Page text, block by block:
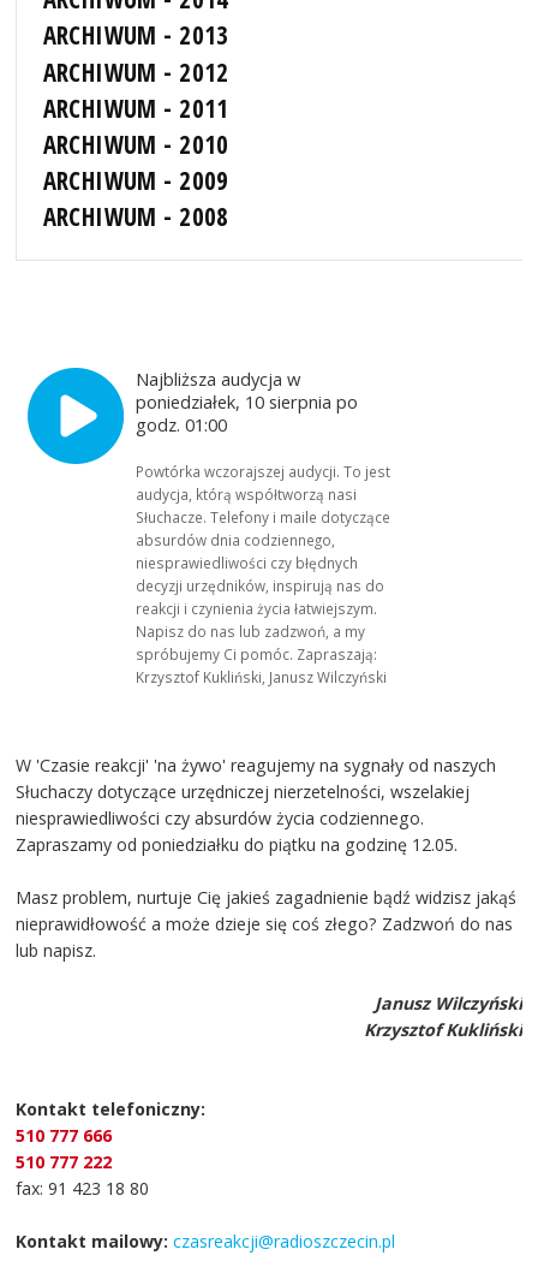
ARCHIWUM - 2013
ARCHIWUM - 2012
ARCHIWUM - 2011
ARCHIWUM - 2010
ARCHIWUM - 2009
ARCHIWUM - 2008
Najbliższa audycja w
poniedziałek, 10 sierpnia po
godz. 01:00
Powtórka wczorajszej audycji. To jest
audycja, którą współtworzą nasi
Słuchacze. Telefony i maile dotyczące
absurdów dnia codziennego,
niesprawiedliwości czy błędnych
decyzji urzędników, inspirują nas do
reakcji i czynienia życia łatwiejszym.
Napisz do nas lub zadzwoń, a my
spróbujemy Ci pomóc. Zapraszają:
Krzysztof Kukliński, Janusz Wilczyński
W 'Czasie reakcji' 'na żywo' reagujemy na sygnały od naszych
Słuchaczy dotyczące urzędniczej nierzetelności, wszelakiej
niesprawiedliwości czy absurdów życia codziennego.
Zapraszamy od poniedziałku do piątku na godzinę 12.05.
Masz problem, nurtuje Cię jakieś zagadnienie bądź widzisz jakąś
nieprawidłowość a może dzieje się coś złego? Zadzwoń do nas
lub napisz.
Janusz Wilczyński
Krzysztof Kukliński
Kontakt telefoniczny:
510 777 666
510 777 222
fax: 91 423 18 80
Kontakt mailowy: czasreakcji@radioszczecin.pl